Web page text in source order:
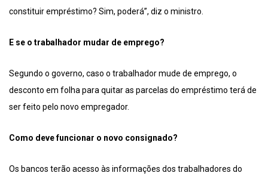
constituir empréstimo? Sim, poderá”, diz o ministro.
E se o trabalhador mudar de emprego?
Segundo o governo, caso o trabalhador mude de emprego, o
desconto em folha para quitar as parcelas do empréstimo terá de
ser feito pelo novo empregador.
Como deve funcionar o novo consignado?
Os bancos terão acesso às informações dos trabalhadores do